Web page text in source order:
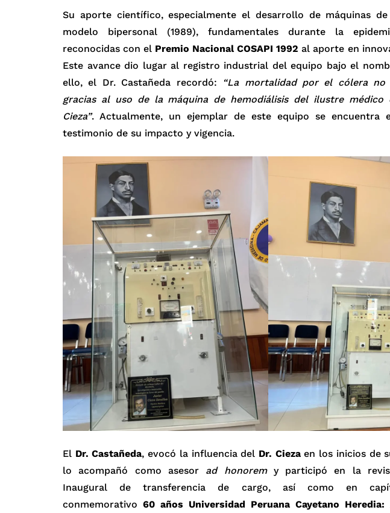
Su aporte científico, especialmente el desarrollo de máquinas
modelo bipersonal (1989), fundamentales durante la
reconocidas con el Premio Nacional COSAPI 1992 al aporte en
Este avance dio lugar al registro industrial del equipo bajo el
ello, el Dr. Castañeda recordó: “La mortalidad por el cólera no
gracias al uso de la máquina de hemodiálisis del ilustre médico
Cieza”. Actualmente, un ejemplar de este equipo se encuentra
testimonio de su impacto y vigencia.
El Dr. Castañeda, evocó la influencia del Dr. Ciezaen los inicios de
lo acompañó como asesor ad honoremy participó en la
Inaugural de transferencia de cargo, así como en
conmemorativo 60 años Universidad Peruana Cayetano